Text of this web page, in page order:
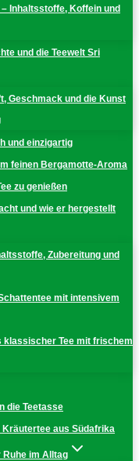
Inhaltsstoffe, Koffein und
und die Teewelt Sri
Geschmack und die Kunst
und einzigartig
feinen Bergamotte-Aroma
zu genießen
und wie er hergestellt
Zubereitung und
mit intensivem
klassischer Tee mit frischem
die Teetasse
Kräutertee aus Südafrika
im Alltag